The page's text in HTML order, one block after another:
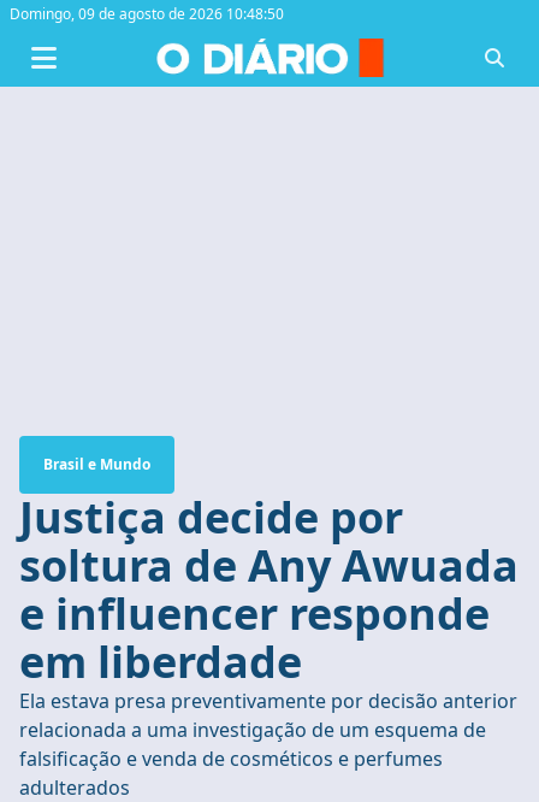
Domingo,09 de agosto de 2026 10:48:51
Brasil e Mundo
Justiça decide por
soltura de Any Awuada
e influencer responde
em liberdade
Ela estava presa preventivamente por decisão anterior
relacionada a uma investigação de um esquema de
falsificação e venda de cosméticos e perfumes
adulterados